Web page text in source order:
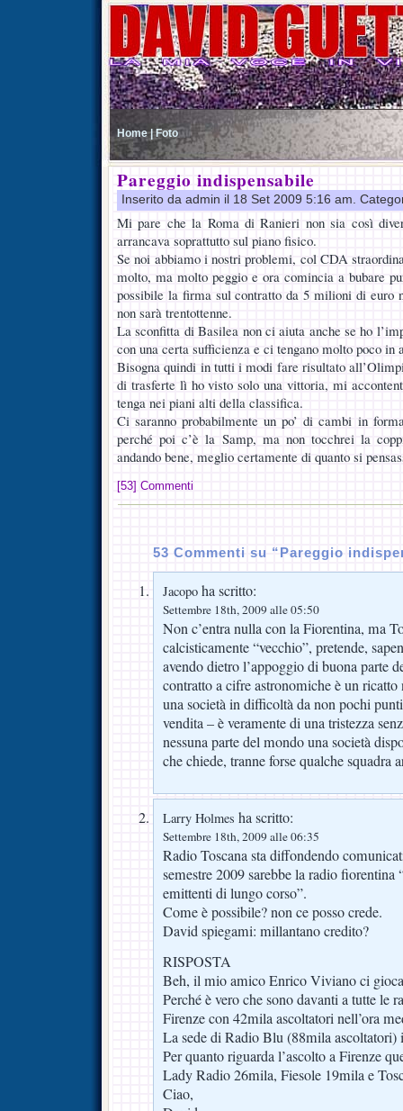
Home | Foto
Pareggio indispensabile
Inserito da admin il 18 Set 2009 5:16 am.
Mi pare che la Roma di Ranieri non sia così
arrancava soprattutto sul piano fisico.
Se noi abbiamo i nostri problemi, col CDA
molto, ma molto peggio e ora comincia a bubare
possibile la firma sul contratto da 5 milioni di euro
non sarà trentottenne.
La sconfitta di Basilea non ci aiuta anche se ho
con una certa sufficienza e ci tengano molto poco in
Bisogna quindi in tutti i modi fare risultato
di trasferte lì ho visto solo una vittoria, mi
tenga nei piani alti della classifica.
Ci saranno probabilmente un po’ di cambi in
perché poi c’è la Samp, ma non tocchrei la
andando bene, meglio certamente di quanto si
[53] Commenti
53 Commenti su “Pareggio
Jacopo ha scritto:
Settembre 18th, 2009 alle 05:50
Non c’entra nulla con la Fiorentina, ma
calcisticamente “vecchio”, pretende,
avendo dietro l’appoggio di buona parte
contratto a cifre astronomiche è un
una società in difficoltà da non pochi
vendita – è veramente di una tristezza
nessuna parte del mondo una società
che chiede, tranne forse qualche squadra
Larry Holmes ha scritto:
Settembre 18th, 2009 alle 06:35
Radio Toscana sta diffondendo
semestre 2009 sarebbe la radio
emittenti di lungo corso”.
Come è possibile? non ce posso crede.
David spiegami: millantano credito?
RISPOSTA
Beh, il mio amico Enrico Viviano ci
Perché è vero che sono davanti a tutte le
Firenze con 42mila ascoltatori nell’ora
La sede di Radio Blu (88mila
Per quanto riguarda l’ascolto a Firenze
Lady Radio 26mila, Fiesole 19mila e
Ciao,